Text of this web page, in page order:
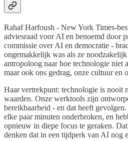
Rahaf Harfoush - New York Times-
adviesraad voor AI en benoemd door
commissie over AI en democratie -
ongemakkelijk was als ze
antropoloog naar hoe technologie niet
maar ook ons gedrag, onze cultuur en
Haar vertrekpunt: technologie is nooit
waarden. Onze werktools zijn
bereikbaarheid - en dat heeft
elke paar minuten onderbroken, en
opnieuw in diepe focus te geraken.
denken dat in een tijdperk van AI nog